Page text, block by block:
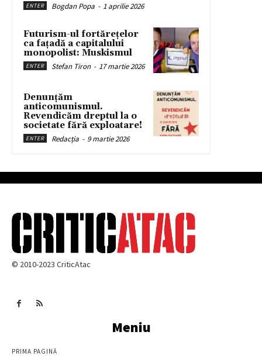
ENTER Bogdan Popa - 1 aprilie 2026
Futurism-ul fortărețelor
ca fațadă a capitalului
monopolist: Muskismul
ENTER Stefan Tiron - 17 martie 2026
Denunțăm
anticomunismul.
Revendicăm dreptul la o
societate fără exploatare!
ENTER Redacția - 9 martie 2026
© 2010-2023 CriticAtac
Meniu
PRIMA PAGINĂ